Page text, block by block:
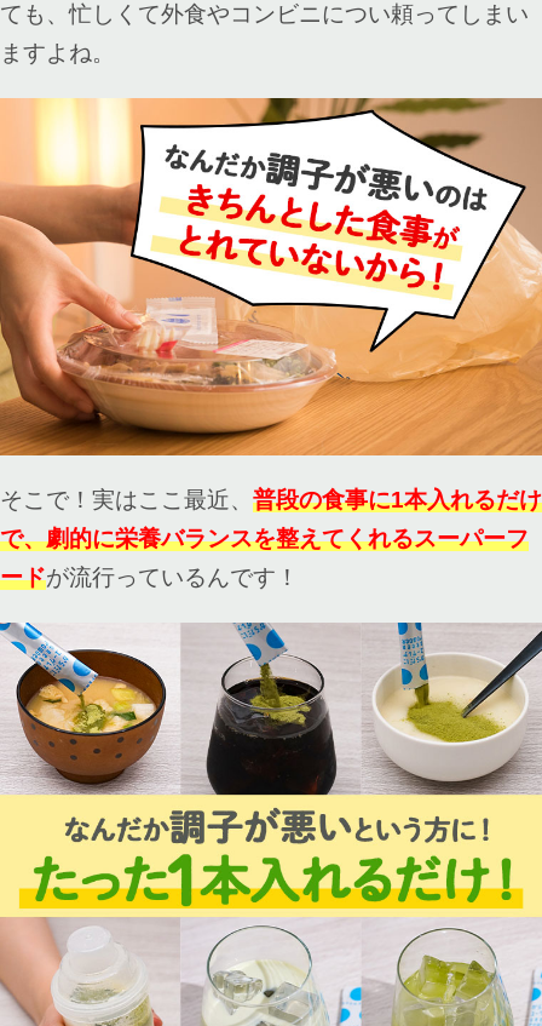
ても、忙しくて外食やコンビニについ頼ってしまい
ますよね。
そこで！実はここ最近、 普段の食事に1本入れるだけ
で、劇的に栄養バランスを整えてくれるスーパーフ
ードが流行っているんです！